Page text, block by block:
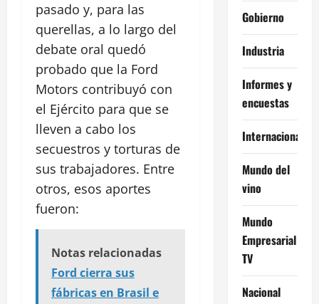
pasado y, para las
querellas, a lo largo del
debate oral quedó
probado que la Ford
Motors contribuyó con
el Ejército para que se
lleven a cabo los
secuestros y torturas de
sus trabajadores. Entre
otros, esos aportes
fueron:
Notas relacionadas
Ford cierra sus
fábricas en Brasil e
Gobierno
Industria
Informes y
encuestas
Internacional
Mundo del
vino
Mundo
Empresarial
TV
Nacional